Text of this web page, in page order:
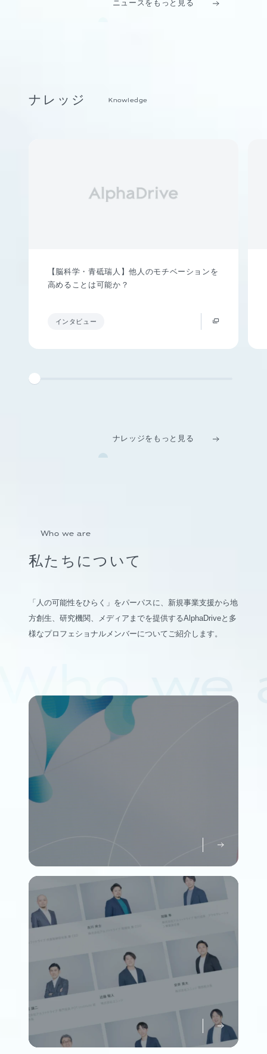
ニュースをもっと見る
ナレッジ Knowledge
【脳科学・青砥瑞人】他人のモチベーションを
高めることは可能か？
インタビュー
ナレッジをもっと見る
Who we are
私たちについて
「人の可能性をひらく」をパーパスに、新規事業支援から地
方創生、研究機関、メディアまでを提供するAlphaDriveと多
様なプロフェショナルメンバーについてご紹介します。